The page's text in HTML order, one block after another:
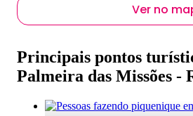
Ver no
Principais pontos
Palmeira das Missões -